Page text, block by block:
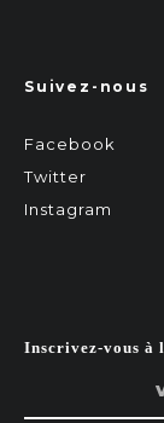
Suivez-nous
Facebook
Twitter
Instagram
Inscrivez-vous à